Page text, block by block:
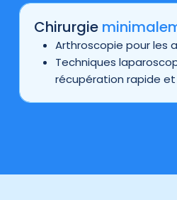
Chirurgie
Arthroscopie pour les
Techniques
récupération rapide